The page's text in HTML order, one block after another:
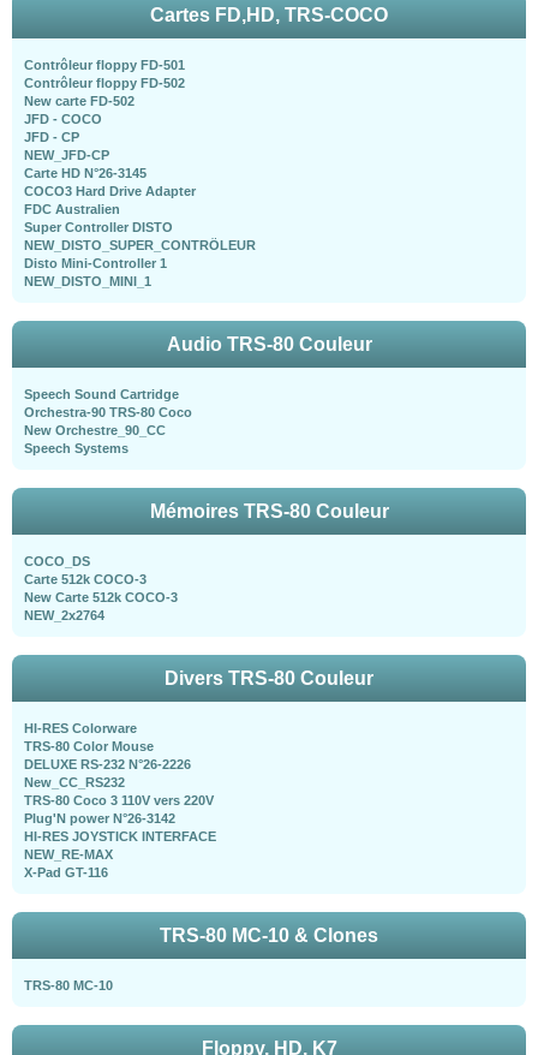
Cartes FD,HD, TRS-COCO
Contrôleur floppy FD-501
Contrôleur floppy FD-502
New carte FD-502
JFD - COCO
JFD - CP
NEW_JFD-CP
Carte HD N°26-3145
COCO3 Hard Drive Adapter
FDC Australien
Super Controller DISTO
NEW_DISTO_SUPER_CONTRÖLEUR
Disto Mini-Controller 1
NEW_DISTO_MINI_1
Audio TRS-80 Couleur
Speech Sound Cartridge
Orchestra-90 TRS-80 Coco
New Orchestre_90_CC
Speech Systems
Mémoires TRS-80 Couleur
COCO_DS
Carte 512k COCO-3
New Carte 512k COCO-3
NEW_2x2764
Divers TRS-80 Couleur
HI-RES Colorware
TRS-80 Color Mouse
DELUXE RS-232 N°26-2226
New_CC_RS232
TRS-80 Coco 3 110V vers 220V
Plug'N power N°26-3142
HI-RES JOYSTICK INTERFACE
NEW_RE-MAX
X-Pad GT-116
TRS-80 MC-10 & Clones
TRS-80 MC-10
Floppy, HD, K7